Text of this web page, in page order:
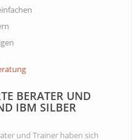
BERATER UND
IBM SILBER
und Trainer haben sich